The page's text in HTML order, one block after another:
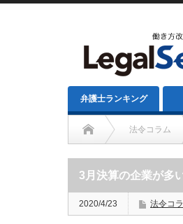
弁護士ランキング
法令コラム
3月決算の企業が多
2020/4/23 法令コ